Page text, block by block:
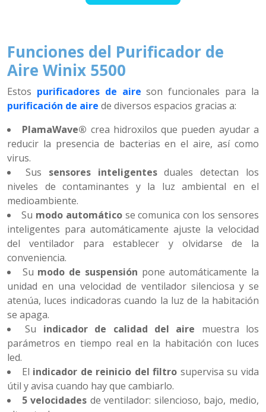
Funciones del Purificador de
Aire Winix 5500
Estos purificadores de aire son funcionales para la
purificación de aire de diversos espacios gracias a:
PlamaWave® crea hidroxilos que pueden ayudar a
reducir la presencia de bacterias en el aire, así como
virus.
Sus sensores inteligentesduales detectan los
niveles de contaminantes y la luz ambiental en el
medioambiente.
Su modo automáticose comunica con los sensores
inteligentes para automáticamente ajuste la velocidad
del ventilador para establecer y olvidarse de la
conveniencia.
Su modo de suspensión pone automáticamente la
unidad en una velocidad de ventilador silenciosa y se
atenúa, luces indicadoras cuando la luz de la habitación
se apaga.
Su indicador de calidad del aire muestra los
parámetros en tiempo real en la habitación con luces
led.
El indicador de reinicio del filtro supervisa su vida
útil y avisa cuando hay que cambiarlo.
5 velocidades de ventilador: silencioso, bajo, medio,